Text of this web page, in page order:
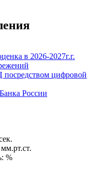
в 2026-2027г.г.
цифровой
России
%